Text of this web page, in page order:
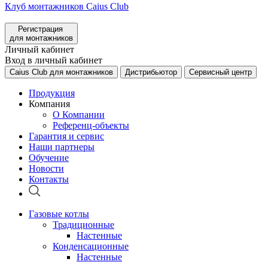
Клуб монтажников Caius Club
Регистрация
для монтажников
Личный кабинет
Вход в личный кабинет
Caius Club для монтажников Дистрибьютор Сервисный центр
Продукция
Компания
О Компании
Референц-объекты
Гарантия и сервис
Наши партнеры
Обучение
Новости
Контакты
Газовые котлы
Традиционные
Настенные
Конденсационные
Настенные